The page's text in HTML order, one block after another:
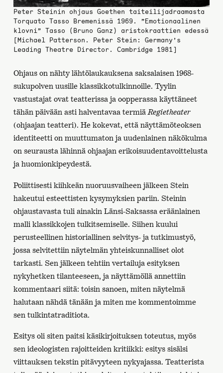
Peter Steinin ohjaus Goethen taiteilijadraamasta
Torquato Tasso Bremenissä 1969. ”Emotionaalinen
klovni” Tasso (Bruno Ganz) aristokraattien edessä
[Michael Patterson. Peter Stein: Germany’s
Leading Theatre Director. Cambridge 1981]
Ohjaus on nähty lähtölaukauksena saksalaisen 1968-
sukupolven uusille klassikkotulkinnoille. Tyylin
vastustajat ovat teatterissa ja oopperassa käyttäneet
tähän päivään asti halventavaa termiä Regietheater
(ohjaajan teatteri). He kokevat, että näyttämöteoksen
identiteetti on muuttumaton ja uudenlainen näkökulma
on seurausta lähinnä ohjaajan erikoisuudentavoittelusta
ja huomionkipeydestä.
Poliittisesti kiihkeän nuoruusvaiheen jälkeen Stein
hakeutui esteettisten kysymyksien pariin. Steinin
ohjaustavasta tuli ainakin Länsi-Saksassa eräänlainen
malli klassikkojen tulkitsemiselle. Siihen kuului
perusteellinen historiallinen selvitys- ja tutkimustyö,
jossa selvitettiin näytelmän yhteiskunnalliset olot
tarkasti. Sen jälkeen tehtiin vertailuja esityksen
nykyhetken tilanteeseen, ja näyttämöllä annettiin
kommentaari siitä: toisin sanoen, miten näytelmä
halutaan nähdä tänään ja miten me kommentoimme
sen tulkintatraditiota.
Esitys oli siten paitsi käsikirjoituksen toteutus, myös
sen ideologisten rajoitteiden kritiikki: esitys sisälsi
viittauksen tekstin pitävyyteen nykyajassa. Teatterista